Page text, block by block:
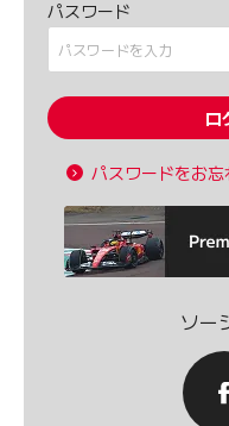
パスワード
ロ
パスワードをお
ソー